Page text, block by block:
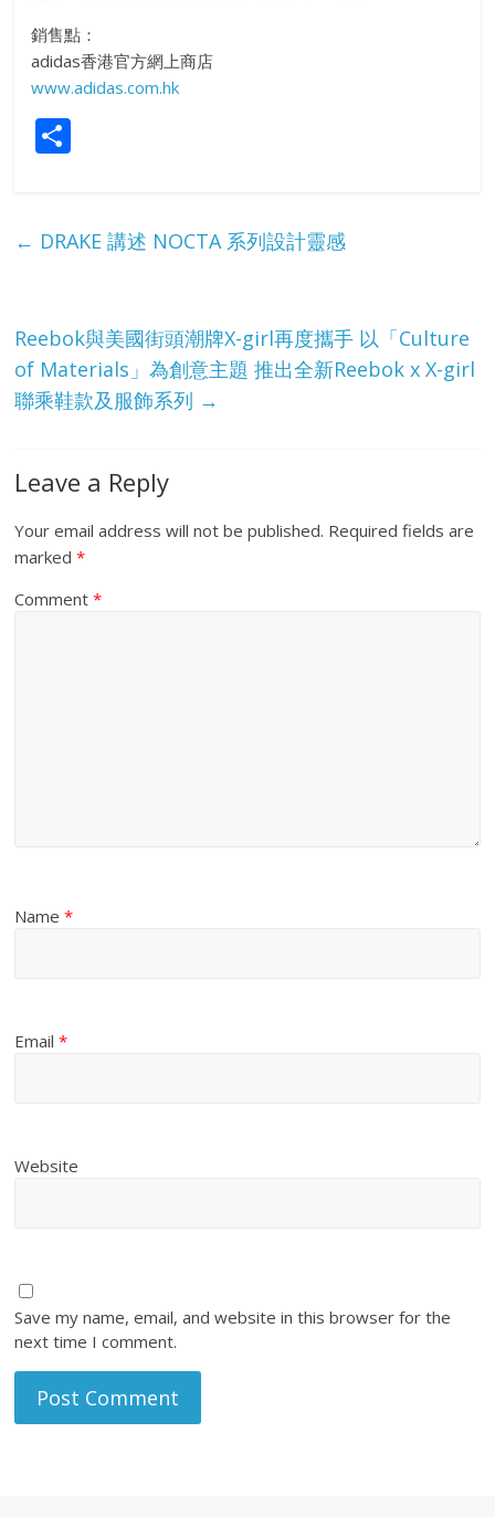
銷售點：
adidas香港官方網上商店
www.adidas.com.hk
e
← DRAKE 講述 NOCTA 系列設計靈感
Reebok與美國街頭潮牌X-girl再度攜手 以「Culture
of Materials」為創意主題 推出全新Reebok x X-girl
聯乘鞋款及服飾系列 →
Leave a Reply
Your email address will not be published. Required fields are
marked*
Comment*
Name*
Email*
Website
Save my name, email, and website in this browser for the
next time I comment.